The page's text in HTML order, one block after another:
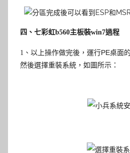
四、七彩虹b560主板裝win7過程
1 、 以上操作做完後，運行PE桌面的
然後選擇重裝系統， 如圖所示：